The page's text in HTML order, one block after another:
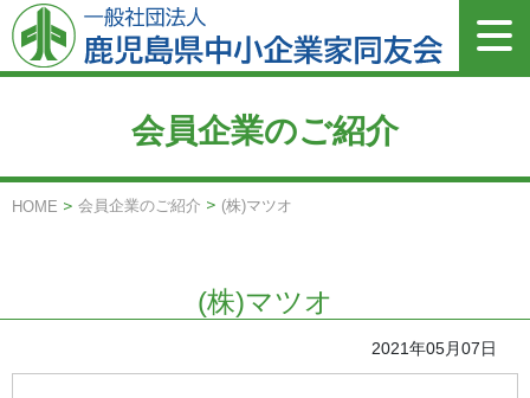
会員企業のご紹介
HOME 会員企業のご紹介 (株)マツオ
(株)マツオ
2021年05月07日